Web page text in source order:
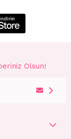
Olsun!